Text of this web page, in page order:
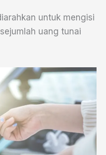
untuk mengisi
uang tunai